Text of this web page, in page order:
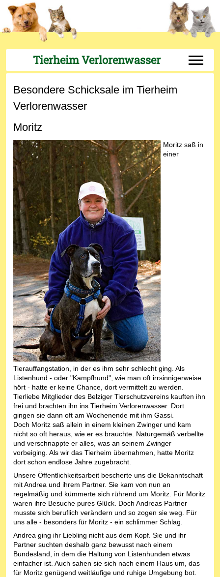
Tierheim Verlorenwasser Off-
Besondere Schicksale im Tierheim
Verlorenwasser
Moritz
Moritz saß in
einer
Tierauffangstation, in der es ihm sehr schlecht ging. Als
Listenhund - oder "Kampfhund", wie man oft irrsinnigerweise
hört - hatte er keine Chance, dort vermittelt zu werden.
Tierliebe Mitglieder des Belziger Tierschutzvereins kauften ihn
frei und brachten ihn ins Tierheim Verlorenwasser. Dort
gingen sie dann oft am Wochenende mit ihm Gassi.
Doch Moritz saß allein in einem kleinen Zwinger und kam
nicht so oft heraus, wie er es brauchte. Naturgemäß verbellte
und verschnappte er alles, was an seinem Zwinger
vorbeiging. Als wir das Tierheim übernahmen, hatte Moritz
dort schon endlose Jahre zugebracht.
Unsere Öffentlichkeitsarbeit bescherte uns die Bekanntschaft
mit Andrea und ihrem Partner. Sie kam von nun an
regelmäßig und kümmerte sich rührend um Moritz. Für Moritz
waren ihre Besuche pures Glück. Doch Andreas Partner
musste sich beruflich verändern und so zogen sie weg. Für
uns alle - besonders für Moritz - ein schlimmer Schlag.
Andrea ging ihr Liebling nicht aus dem Kopf. Sie und ihr
Partner suchten deshalb ganz bewusst nach einem
Bundesland, in dem die Haltung von Listenhunden etwas
einfacher ist. Auch sahen sie sich nach einem Haus um, das
für Moritz genügend weitläufige und ruhige Umgebung bot.